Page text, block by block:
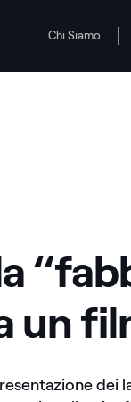
Chi Siamo
un
dei